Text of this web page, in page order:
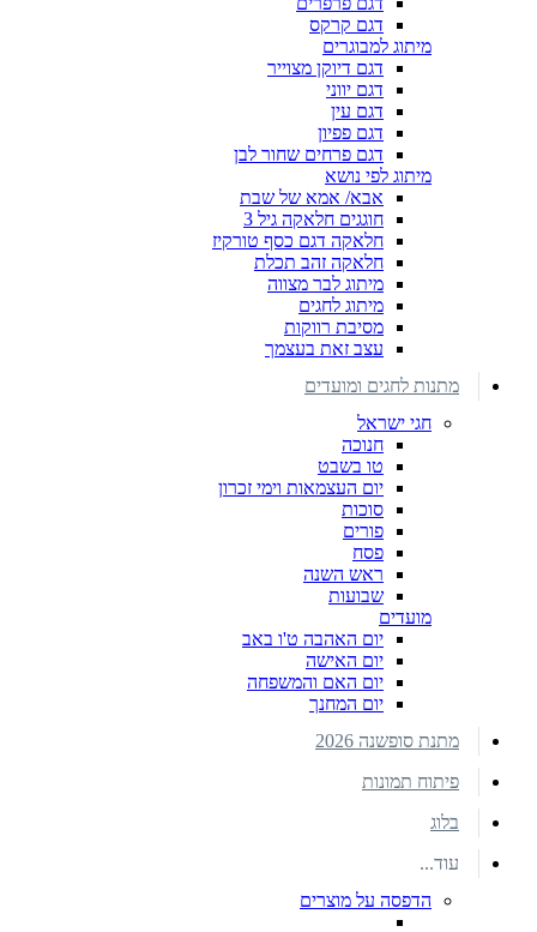
דגם קרקס
מיתוג למבוגרים
דגם דיוקן מצוייר
דגם יווני
דגם עין
דגם פפיון
דגם פרחים שחור לבן
מיתוג לפי נושא
אבא/ אמא של שבת
חוגגים חלאקה גיל 3
חלאקה דגם כסף טורקיז
חלאקה זהב תכלת
מיתוג לבר מצווה
מיתוג לחגים
מסיבת רווקות
עצב זאת בעצמך
מתנות לחגים ומועדים
חגי ישראל
חנוכה
טו בשבט
יום העצמאות וימי זכרון
סוכות
פורים
פסח
ראש השנה
שבועות
מועדים
יום האהבה ט'ו באב
יום האישה
יום האם והמשפחה
יום המחנך
מתנת סופשנה 2026
פיתוח תמונות
בלוג
עוד...
הדפסה על מוצרים